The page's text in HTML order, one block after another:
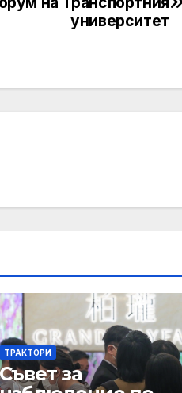
университет
ТРАКТОРИ
за